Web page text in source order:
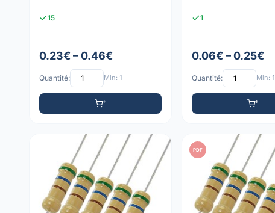
15
0.23€ – 0.46€
Quantité: Min: 1
1
0.06€ – 0.25€
Quantité: Min: 1
PDF